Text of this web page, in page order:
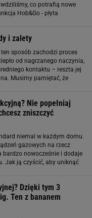
co potrafią nowe
Hob&Go - płyta
i zalety
sposób zachodzi proces
od nagrzanego naczynia,
kontaktu – reszta jej
Musimy pamiętać, że
Nie popełniaj
zniszczyć
niemal w każdym domu.
gazowych na rzecz
bardzo nowocześnie i dodaje
Jak ją czyścić, aby uniknąć
Dzięki tym 3
Ten z bananem